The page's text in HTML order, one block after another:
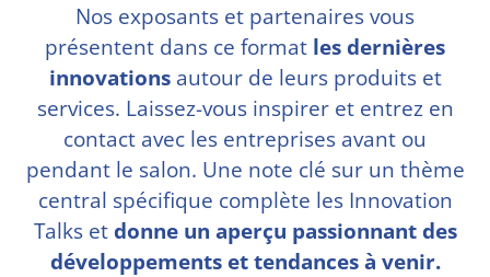
Nos exposants et partenaires vous
présentent dans ce format les dernières
innovationsautour de leurs produits et
services. Laissez-vous inspirer et entrez en
contact avec les entreprises avant ou
pendant le salon. Une note clé sur un thème
central spécifique complète les Innovation
Talks etdonne un aperçu passionnant des
développements et tendances à venir.